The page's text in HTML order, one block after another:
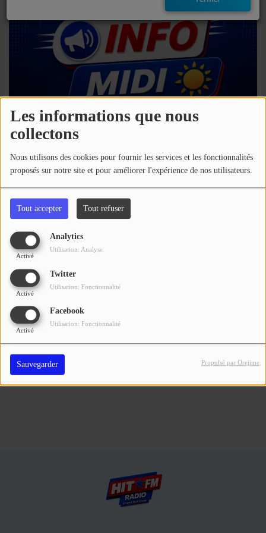
Les informations que nous
collectons
Nous utilisons des cookies pour fournir les services et les fonctionnalités
proposés sur notre site et pour améliorer l'expérience de nos utilisateurs.
Tout accepter Tout refuser
Analytics
Activé
Utilisation: Analyse
Twitter
Activé
Utilisation: Fonctionnalité
Facebook
Activé
Utilisation: Fonctionnalité
Sauvegarder Propulsé par Orejime
EMISSIONS
TITRES DIFFUSÉS
EVÈNEMENTS
LES JEUX
JEUX CONCOURS
CONTACTEZ-NOUS
RÉGIE PUBLICTIAIRE
07 août 2026 - 12:00
Retrouvez toute l'actu des Hautes-Pyrénées.
Commentaires(0)
SE CONNECTER